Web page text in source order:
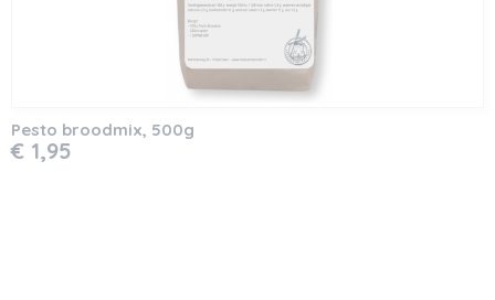
Pesto broodmix, 500g
€ 1,95